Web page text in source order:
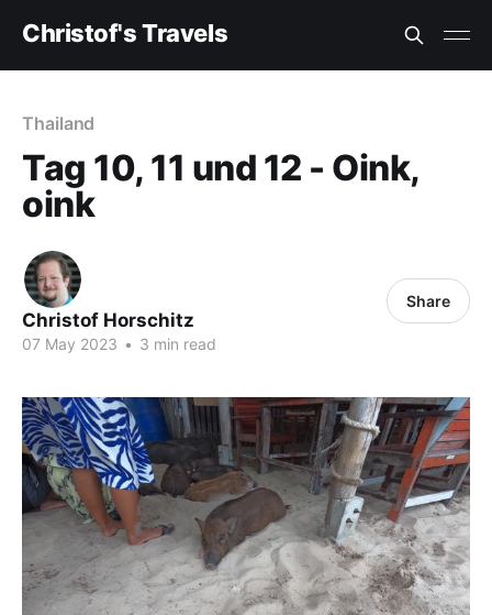
Christof's Travels
Thailand
Tag 10, 11 und 12 - Oink,
oink
Christof Horschitz
07 May 2023 • 3 min read
Share